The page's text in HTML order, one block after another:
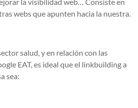
webs que apunten hacia la nuestra.
salud, y en relación con las
EAT, es ideal que el linkbuilding a
sea: